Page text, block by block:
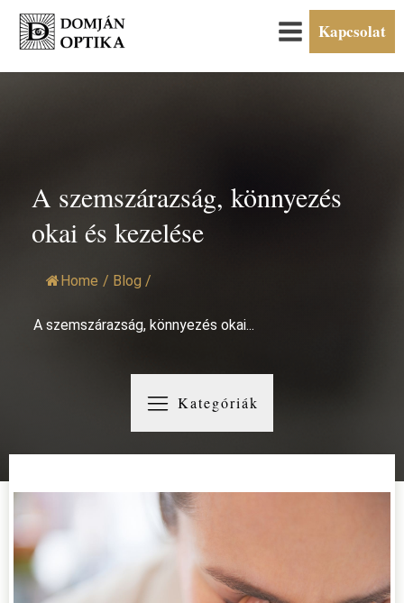
Kapcsolat
A szemszárazság, könnyezés
okai és kezelése
Home / Blog /
A szemszárazság, könnyezés okai...
Kategóriák